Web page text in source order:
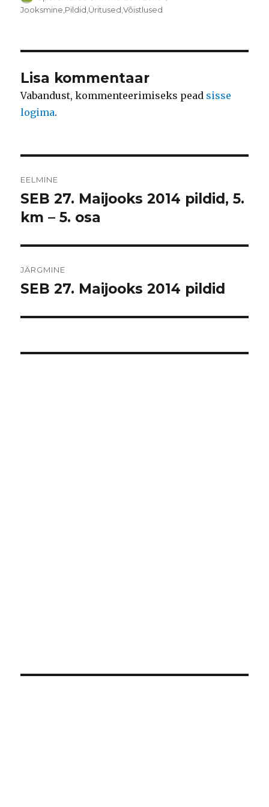
Rubriigid
Jooksmine Pildid Üritused ,Võistlused
Lisa kommentaar
Vabandust, kommenteerimiseks pead sisse
logima.
EELMINE
Eelmine
postitus:
SEB 27. Maijooks 2014 pildid, 5.
km – 5. osa
JÄRGMINE
Järgmine
SEB 27. Maijooks 2014 pildid